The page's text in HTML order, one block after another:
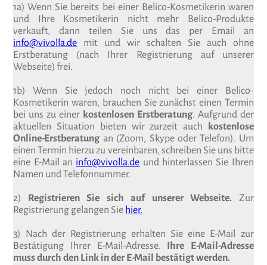
1a) Wenn Sie bereits bei einer Belico-Kosmetikerin waren
und Ihre Kosmetikerin nicht mehr Belico-Produkte
verkauft, dann teilen Sie uns das per Email an
info@vivolla.de mit und wir schalten Sie auch ohne
Erstberatung (nach Ihrer Registrierung auf unserer
Webseite) frei.
1b) Wenn Sie jedoch noch nicht bei einer Belico-
Kosmetikerin waren, brauchen Sie zunächst einen Termin
bei uns zu einer kostenlosen Erstberatung. Aufgrund der
aktuellen Situation bieten wir zurzeit auch kostenlose
Online-Erstberatung an (Zoom, Skype oder Telefon). Um
einen Termin hierzu zu vereinbaren, schreiben Sie uns bitte
eine E-Mail an info@vivolla.de und hinterlassen Sie Ihren
Namen und Telefonnummer.
2) Registrieren Sie sich auf unserer Webseite. Zur
Registrierung gelangen Siehier.
3) Nach der Registrierung erhalten Sie eine E-Mail zur
Bestätigung Ihrer E-Mail-Adresse. Ihre E-Mail-Adresse
muss durch den Link in der E-Mail bestätigt werden.